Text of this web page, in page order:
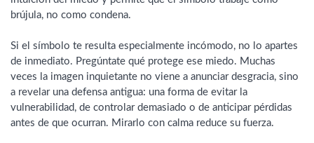
brújula, no como condena.
Si el símbolo te resulta especialmente incómodo, no lo apartes
de inmediato. Pregúntate qué protege ese miedo. Muchas
veces la imagen inquietante no viene a anunciar desgracia, sino
a revelar una defensa antigua: una forma de evitar la
vulnerabilidad, de controlar demasiado o de anticipar pérdidas
antes de que ocurran. Mirarlo con calma reduce su fuerza.